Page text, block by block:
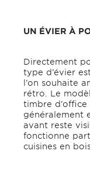
UN ÉVIER À
Directement
type d’évier
l’on souhaite
rétro. Le
timbre
généralement
avant reste
fonctionne
cuisines en